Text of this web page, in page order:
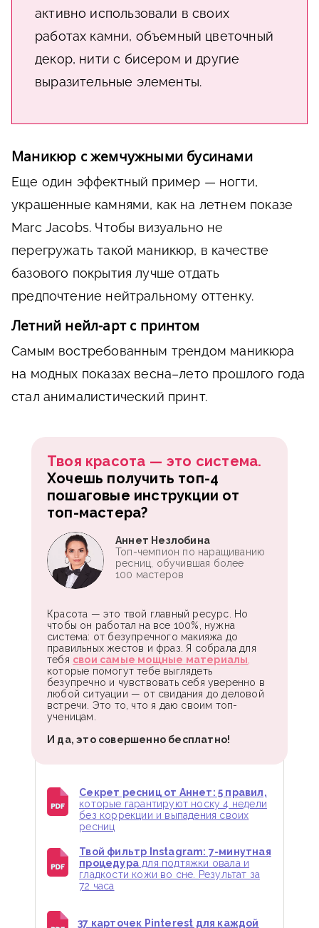
активно использовали в своих
работах камни, объемный цветочный
декор, нити с бисером и другие
выразительные элементы.
Маникюр с жемчужными бусинами
Еще один эффектный пример — ногти,
украшенные камнями, как на летнем показе
Marc Jacobs. Чтобы визуально не
перегружать такой маникюр, в качестве
базового покрытия лучше отдать
предпочтение нейтральному оттенку.
Летний нейл-арт с принтом
Самым востребованным трендом маникюра
на модных показах весна–лето прошлого года
стал анималистический принт.
Твоя красота — это система.
Хочешь получить топ-4
пошаговые инструкции от
топ-мастера?
Красота — это твой главный ресурс. Но
чтобы он работал на все 100%, нужна
система: от безупречного макияжа до
правильных жестов и фраз. Я собрала для
тебя свои самые мощные материалы
которые помогут тебе выглядеть
безупречно и чувствовать себя уверенно в
любой ситуации — от свидания до деловой
встречи. Это то, что я даю своим топ-
ученицам.
И да, это совершенно бесплатно!
Аннет Незлобина
Топ-чемпион по наращиванию
ресниц, обучившая более
100 мастеров
Секрет ресниц от Аннет: 5 правил,
которые гарантируют носку 4 недели
без коррекции и выпадения своих
ресниц
Твой фильтр Instagram: 7-минутная
процедурадля подтяжки овала и
гладкости кожи во сне. Результат за
72 часа
37 карточек Pinterest для каждой